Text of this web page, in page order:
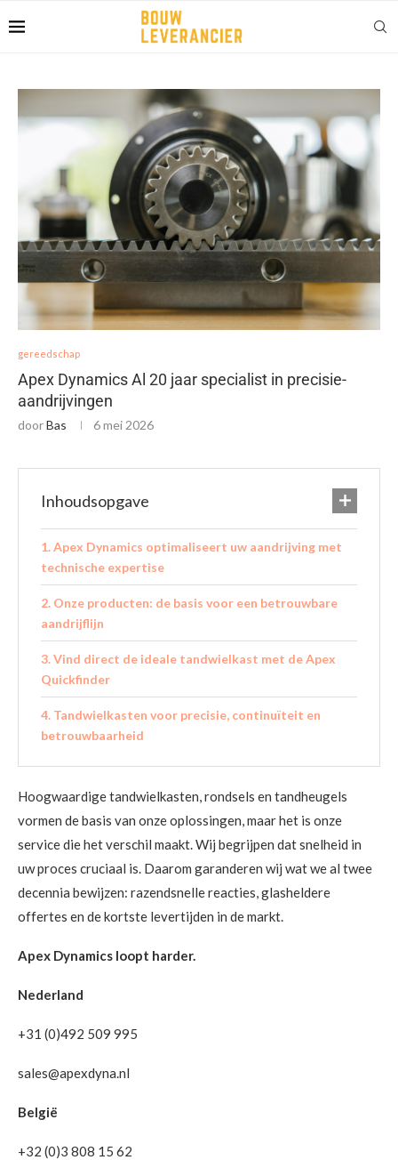
gereedschap
Apex Dynamics Al 20 jaar specialist in precisie-
aandrijvingen
doorBas 6 mei 2026
Inhoudsopgave
Apex Dynamics optimaliseert uw aandrijving met
technische expertise
Onze producten: de basis voor een betrouwbare
aandrijflijn
Vind direct de ideale tandwielkast met de Apex
Quickfinder
Tandwielkasten voor precisie, continuïteit en
betrouwbaarheid
Hoogwaardige tandwielkasten, rondsels en tandheugels
vormen de basis van onze oplossingen, maar het is onze
service die het verschil maakt. Wij begrijpen dat snelheid in
uw proces cruciaal is. Daarom garanderen wij wat we al twee
decennia bewijzen: razendsnelle reacties, glasheldere
offertes en de kortste levertijden in de markt.
Apex Dynamics loopt harder.
Nederland
+31 (0)492 509 995
sales@apexdyna.nl
België
+32 (0)3 808 15 62